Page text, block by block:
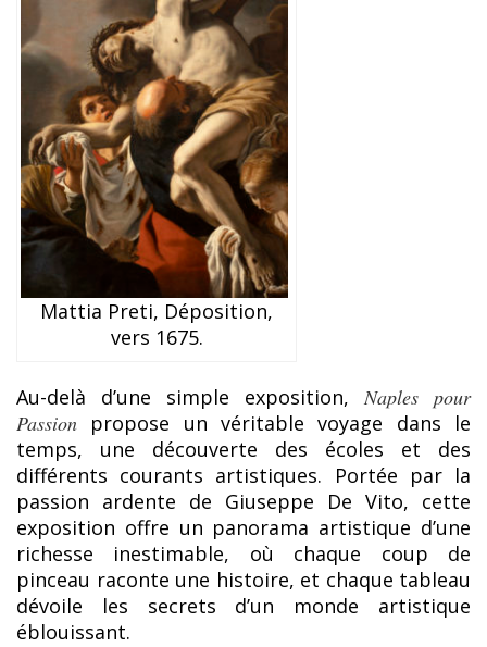
Mattia Preti, Déposition,
vers 1675.
Au-delà d’une simple exposition,Naples pour
Passion propose un véritable voyage dans le
temps, une découverte des écoles et des
différents courants artistiques. Portée par la
passion ardente de Giuseppe De Vito, cette
exposition offre un panorama artistique d’une
richesse inestimable, où chaque coup de
pinceau raconte une histoire, et chaque tableau
dévoile les secrets d’un monde artistique
éblouissant.